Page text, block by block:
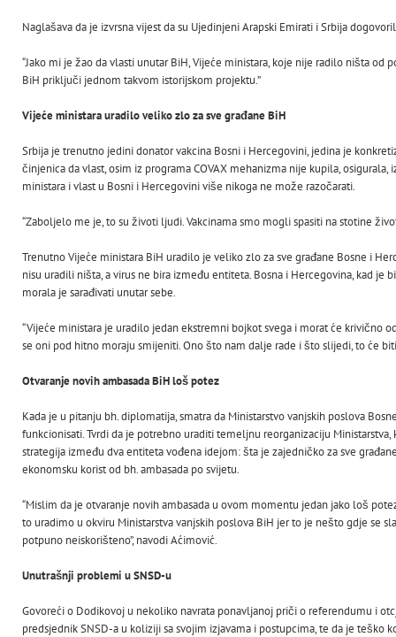
Naglašava da je izvrsna vijest da su Ujedinjeni Arapski Emirati i Srbija
“Jako mi je žao da vlasti unutar BiH, Vijeće ministara, koje nije radilo ništa od
BiH priključi jednom takvom istorijskom projektu.”
Vijeće ministara uradilo veliko zlo za sve građane BiH
Srbija je trenutno jedini donator vakcina Bosni i Hercegovini, jedina je
činjenica da vlast, osim iz programa COVAX mehanizma nije kupila,
ministara i vlast u Bosni i Hercegovini više nikoga ne može razočarati.
“Zaboljelo me je, to su životi ljudi. Vakcinama smo mogli spasiti na stotine
Trenutno Vijeće ministara BiH uradilo je veliko zlo za sve građane Bosne i
nisu uradili ništa, a virus ne bira između entiteta. Bosna i Hercegovina, kad je
morala je sarađivati unutar sebe.
“Vijeće ministara je uradilo jedan ekstremni bojkot svega i morat će krivično
se oni pod hitno moraju smijeniti. Ono što nam dalje rade i što slijedi, to će
Otvaranje novih ambasada BiH loš potez
Kada je u pitanju bh. diplomatija, smatra da Ministarstvo vanjskih poslova
funkcionisati. Tvrdi da je potrebno uraditi temeljnu reorganizaciju
strategija između dva entiteta vođena idejom: šta je zajedničko za sve
ekonomsku korist od bh. ambasada po svijetu.
“Mislim da je otvaranje novih ambasada u ovom momentu jedan jako loš
to uradimo u okviru Ministarstva vanjskih poslova BiH jer to je nešto gdje se
potpuno neiskorišteno”, navodi Aćimović.
Unutrašnji problemi u SNSD-u
Govoreći o Dodikovoj u nekoliko navrata ponavljanoj priči o referendumu i
predsjednik SNSD-a u koliziji sa svojim izjavama i postupcima, te da je teško